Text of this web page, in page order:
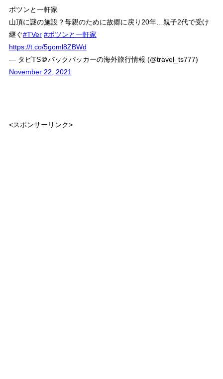
ポツンと一軒家
山頂に謎の施設？母親のために故郷に戻り20年…親子2代で受け
継ぐ#TVer #ポツンと一軒家
https://t.co/5goml8ZBWd
— タビTS＠バックパッカーの海外旅行情報 (@travel_ts777)
November 22, 2021
<スポンサーリンク>